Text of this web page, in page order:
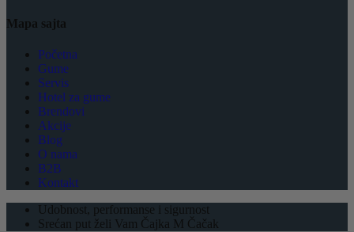
Mapa sajta
Početna
Gume
Servis
Hotel za gume
Brendovi
Akcije
Blog
O nama
B2B
Kontakt
Udobnost, performanse i sigurnost
Srećan put želi Vam Čajka M Čačak